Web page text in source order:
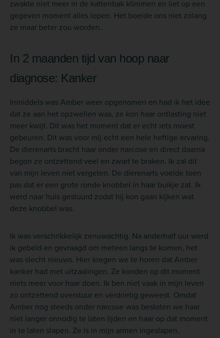
zwakte niet meer in de kattenbak klimmen en liet op een
gegeven moment alles lopen. Het boeide ons niet zolang
ze maar beter zou worden..
In 2 maanden tijd van hoop naar
diagnose: Kanker
Inmiddels was Amber weer opgenomen en had ik het idee
dat ze aan het opzwellen was, ze kon haar ontlasting niet
meer kwijt. Dit was het moment dat er echt iets moest
gebeuren. Dit was voor mij echt een hele heftige ervaring.
De dierenarts bracht haar onder narcose en direct daarna
begon ze ontzettend veel en zwart te braken. Ik zal dit
van mijn leven niet vergeten. De dierenarts voelde toen
pas dat er een grote ronde knobbel in haar buikje zat. Ik
werd naar huis gestuurd zodat hij kon gaan kijken wat
deze knobbel was.
Ik was verschrikkelijk zenuwachtig. Na anderhalf uur werd
ik gebeld en gevraagd om meteen langs te komen, het
was slecht nieuws. Hier kregen we te horen dat Amber
kanker had met uitzaaiingen. Ze konden op dit moment
niets meer voor haar doen. Ik ben niet vaak in mijn leven
zo ontzettend overstuur en verdrietig geweest. Omdat
Amber nog steeds onder narcose was besloten we haar
niet langer onnodig te laten lijden en haar op dat moment
in te laten slapen. Ze is in mijn armen ingeslapen.